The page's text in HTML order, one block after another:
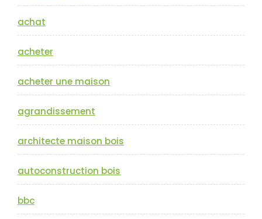
achat
acheter
acheter une maison
agrandissement
architecte maison bois
autoconstruction bois
bbc